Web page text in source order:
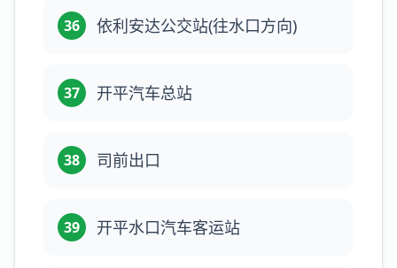
36 依利安达公交站(往水口方向)
37 开平汽车总站
38 司前出口
39 开平水口汽车客运站